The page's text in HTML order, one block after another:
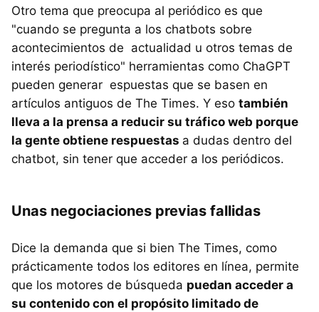
Otro tema que preocupa al periódico es que
"cuando se pregunta a los chatbots sobre
acontecimientos de actualidad u otros temas de
interés periodístico" herramientas como ChaGPT
pueden generar espuestas que se basen en
artículos antiguos de The Times. Y eso también
lleva a la prensa a reducir su tráfico web porque
la gente obtiene respuestas a dudas dentro del
chatbot, sin tener que acceder a los periódicos.
Unas negociaciones previas fallidas
Dice la demanda que si bien The Times, como
prácticamente todos los editores en línea, permite
que los motores de búsqueda puedan acceder a
su contenido con el propósito limitado de